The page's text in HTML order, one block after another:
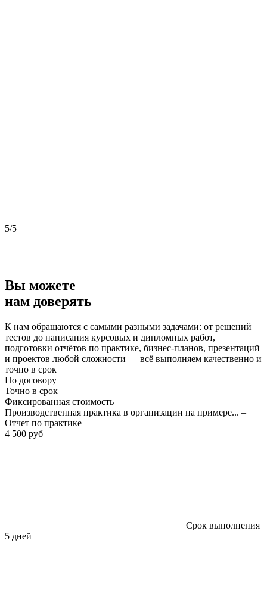
5/5
Вы можете
нам доверять
К нам обращаются с самыми разными задачами: от решений
тестов до написания курсовых и дипломных работ,
подготовки отчётов по практике, бизнес-планов, презентаций
и проектов любой сложности — всё выполняем качественно и
точно в срок
По договору
Точно в срок
Фиксированная стоимость
Производственная практика в организации на примере... –
Отчет по практике
4 500 руб
Срок выполнения
5 дней